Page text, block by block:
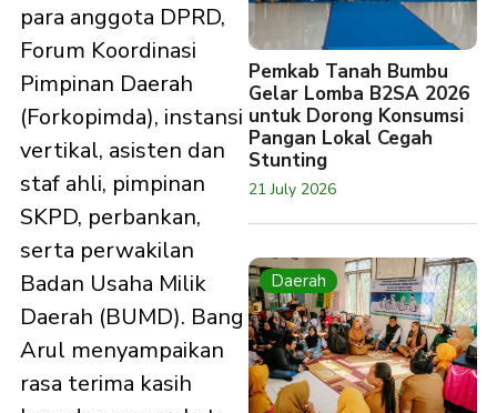
para anggota DPRD,
Forum Koordinasi
Pimpinan Daerah
(Forkopimda), instansi
vertikal, asisten dan
staf ahli, pimpinan
SKPD, perbankan,
serta perwakilan
Badan Usaha Milik
Daerah (BUMD). Bang
Arul menyampaikan
rasa terima kasih
Pemkab Tanah Bumbu
Gelar Lomba B2SA 2026
untuk Dorong Konsumsi
Pangan Lokal Cegah
Stunting
21 July 2026
Daerah